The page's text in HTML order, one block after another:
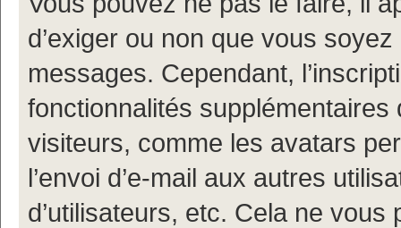
d’exiger ou non que vous
messages. Cependant,
fonctionnalités
visiteurs, comme les avatars
l’envoi d’e-mail aux autres
d’utilisateurs, etc. Cela ne